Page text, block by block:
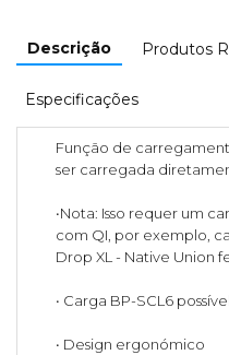
Descrição Produtos
Especificações
Função de
ser carregada
•Nota: Isso requer um
com QI, por exemplo,
Drop XL - Native Union
• Carga BP-SCL6
• Design ergonómico